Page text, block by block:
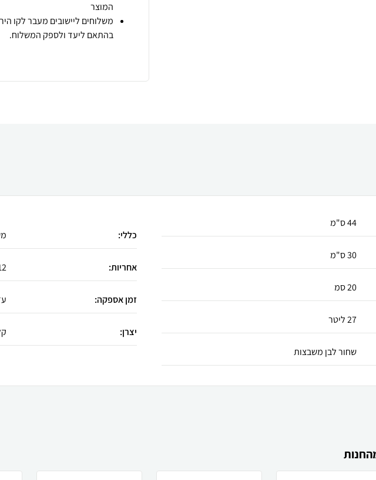
המוצר
משלוחים ליישובים מעבר לקו
בהתאם ליעד ולספק המשלוח.
44 ס"מ
30 ס"מ
20 סמ
27 ליטר
שחור לבן משבצות
כללי:
אחריות: 12
זמן אספקה: עד 7 ימים
יצרן: